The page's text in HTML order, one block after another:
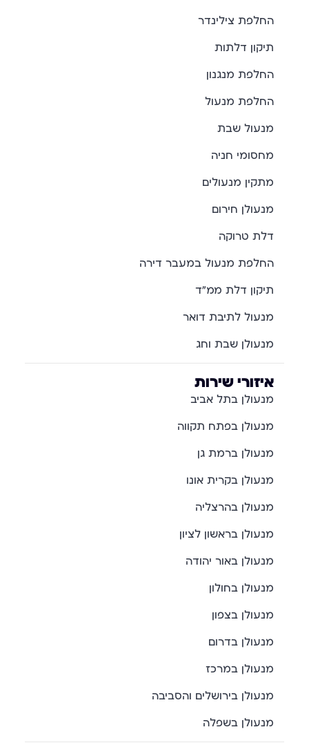
החלפת צילינדר
תיקון דלתות
החלפת מנגנון
החלפת מנעול
מנעול שבת
מחסומי חניה
מתקין מנעולים
מנעולן חירום
דלת טרוקה
החלפת מנעול במעבר דירה
תיקון דלת ממ"ד
מנעול לתיבת דואר
מנעולן שבת וחג
איזורי שירות
מנעולן בתל אביב
מנעולן בפתח תקווה
מנעולן ברמת גן
מנעולן בקרית אונו
מנעולן בהרצליה
מנעולן בראשון לציון
מנעולן באור יהודה
מנעולן בחולון
מנעולן בצפון
מנעולן בדרום
מנעולן במרכז
מנעולן בירושלים והסביבה
מנעולן בשפלה